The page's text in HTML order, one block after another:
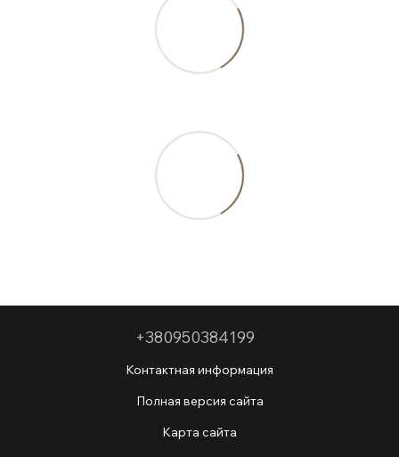
+380950384199
Контактная информация
Полная версия сайта
Карта сайта